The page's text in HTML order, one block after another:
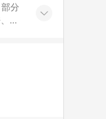
樂